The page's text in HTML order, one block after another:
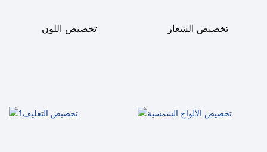
تخصيص اللون تخصيص الشعار